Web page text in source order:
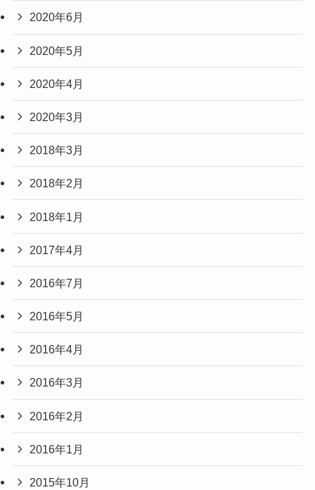
2020年6月
2020年5月
2020年4月
2020年3月
2018年3月
2018年2月
2018年1月
2017年4月
2016年7月
2016年5月
2016年4月
2016年3月
2016年2月
2016年1月
2015年10月